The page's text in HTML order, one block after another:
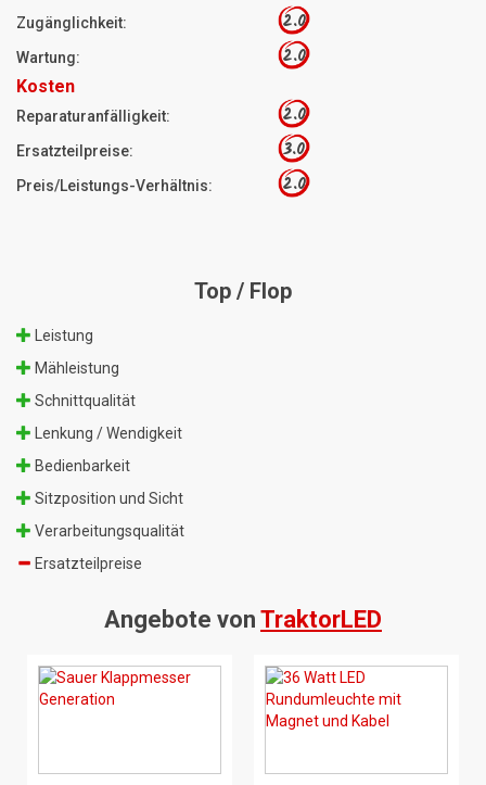
Zugänglichkeit: 2.0
Wartung: 2.0
Kosten
Reparaturanfälligkeit: 2.0
Ersatzteilpreise: 3.0
Preis/Leistungs-Verhältnis: 2.0
Top / Flop
Leistung
Mähleistung
Schnittqualität
Lenkung / Wendigkeit
Bedienbarkeit
Sitzposition und Sicht
Verarbeitungsqualität
Ersatzteilpreise
Angebote von TraktorLED